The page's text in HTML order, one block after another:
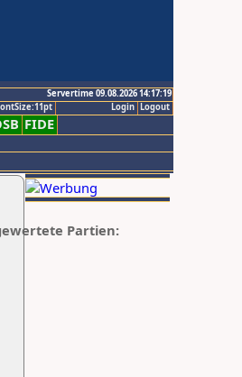
Servertime 09.08.2026 14:17:19
Logout
Login
FIDE
Partien: